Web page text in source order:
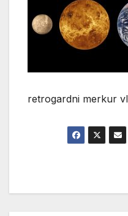
retrogardni merkur
navigation